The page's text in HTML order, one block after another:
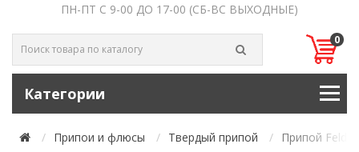
ПН-ПТ С 9-00 ДО 17-00 (СБ-ВС ВЫХОДНЫЕ)
0
Категории
Припои и флюсы Твердый припой Припой